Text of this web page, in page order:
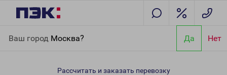
Ваш город Москва? Да Нет
Кемерово
Рассчитать и заказать перевозку